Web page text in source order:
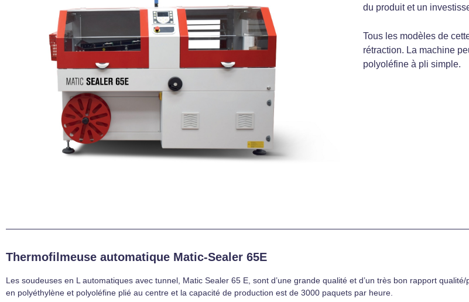
du produit et un
Tous les modèles de
rétraction. La machine
polyoléfine à pli simple.
Thermofilmeuse automatique Matic-Sealer 65E
Les soudeuses en L automatiques avec tunnel, Matic Sealer 65 E, sont d’une grande qualité et d’un très bon rapport
en polyéthylène et polyoléfine plié au centre et la capacité de production est de 3000 paquets par heure.